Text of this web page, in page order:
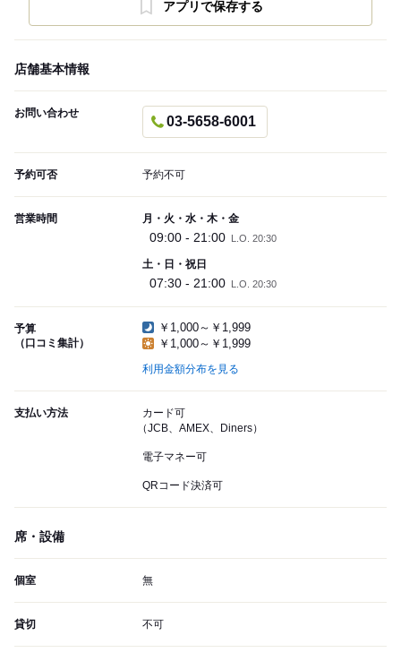
アプリで保存する
店舗基本情報
お問い合わせ
03-5658-6001
予約可否 予約不可
営業時間 月・火・水・木・金
09:00 - 21:00 L.O. 20:30
土・日・祝日
07:30 - 21:00 L.O. 20:30
予算
（口コミ集計）
￥1,000～￥1,999
￥1,000～￥1,999
利用金額分布を見る
支払い方法
カード可
（JCB、AMEX、Diners）
電子マネー可
QRコード決済可
席・設備
個室 無
貸切 不可